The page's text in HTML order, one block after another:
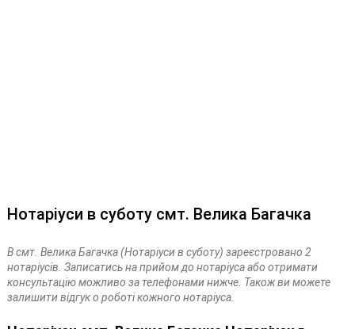
Нотаріуси в суботу смт. Велика Багачка
В смт. Велика Багачка (Нотаріуси в суботу) зареєстровано 2
нотаріусів. Записатись на прийом до нотаріуса або отримати
консультацію можливо за телефонами нижче. Також ви можете
залишити відгук о роботі кожного нотаріуса.